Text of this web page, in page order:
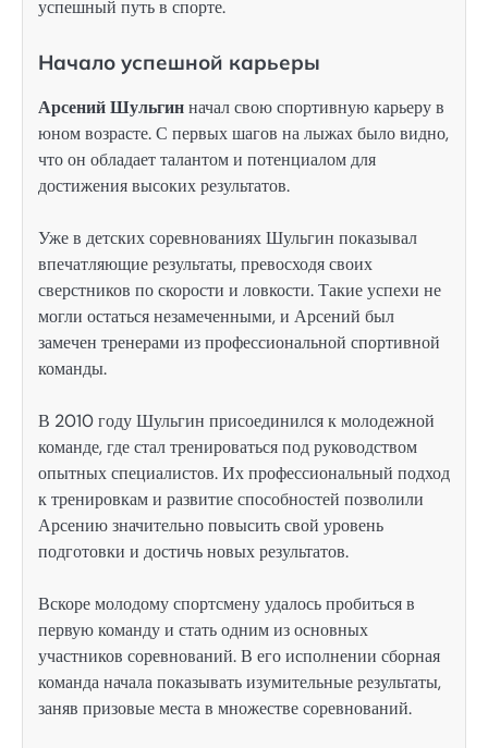
успешный путь в спорте.
Начало успешной карьеры
Арсений Шульгинначал свою спортивную карьеру в
юном возрасте. С первых шагов на лыжах было видно,
что он обладает талантом и потенциалом для
достижения высоких результатов.
Уже в детских соревнованиях Шульгин показывал
впечатляющие результаты, превосходя своих
сверстников по скорости и ловкости. Такие успехи не
могли остаться незамеченными, и Арсений был
замечен тренерами из профессиональной спортивной
команды.
В 2010 году Шульгин присоединился к молодежной
команде, где стал тренироваться под руководством
опытных специалистов. Их профессиональный подход
к тренировкам и развитие способностей позволили
Арсению значительно повысить свой уровень
подготовки и достичь новых результатов.
Вскоре молодому спортсмену удалось пробиться в
первую команду и стать одним из основных
участников соревнований. В его исполнении сборная
команда начала показывать изумительные результаты,
заняв призовые места в множестве соревнований.